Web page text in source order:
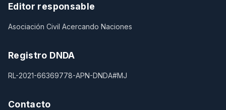
Editor responsable
Asociación Civil Acercando Naciones
Registro DNDA
RL-2021-66369778-APN-DNDA#MJ
Contacto